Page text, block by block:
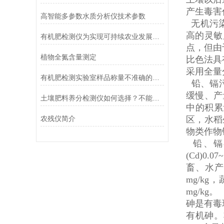
高智能多参数水质分析仪技术参数
植物全氮含量测定
土壤肥料养分检测仪如何选择？不能光看外表
农残仪简介
产生毒
无机污
高的灵
点，但
比色法
采用全
铅、镉
缓慢、
中的积
区，水
物类作
铅、镉
畜、水
mg/kg，
mg/kg。
砷是有
有机砷